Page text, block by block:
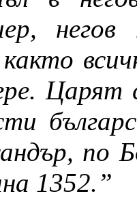
негов
както
Царят
по
1352.”